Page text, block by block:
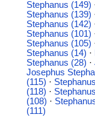
Stephanus (149)
Stephanus (139)
Stephanus (142)
Stephanus (101)
Stephanus (105)
Stephanus (14) ·
Stephanus (28) ·
Josephus
(115) ·
(118) ·
(108) ·
(111)